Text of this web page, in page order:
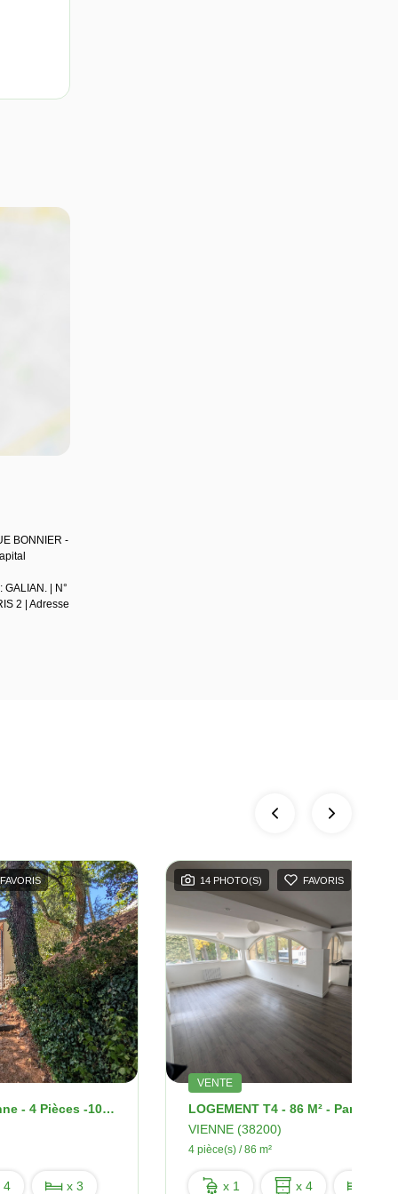
BONNIER -
| N°
2 | Adresse
FAVORIS
Appartement - Vienne - 4 Pièces -102 M2
4 x 3
14 PHOTO(S) FAVORIS
VENTE
VIENNE (38200)
4 pièce(s) / 86 m²
x 1 x 4